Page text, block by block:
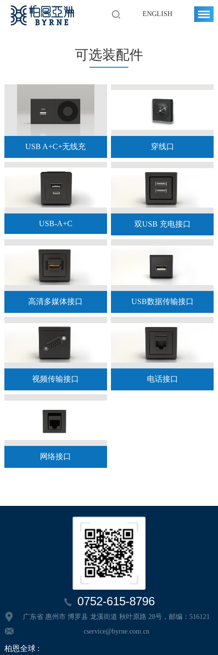
ENGLISH
可选装配件
USB A+C+无线充 穿线口
USB-A+C 双USB 充电接口
高清多媒体接口 USB数据传输接口
视频传输接口 电话接口
网络接口
0752-615-8796
广东省 惠州市 博罗县 龙溪街道 秋叶原路 28号，邮编：516121
cservice@byrne.com.cn
柏恩全球 :